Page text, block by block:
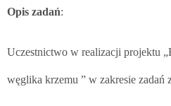
Opis zadań:
Uczestnictwo w realizacji projektu
węglika krzemu ” w zakresie